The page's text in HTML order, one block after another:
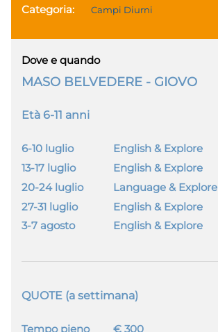
Categoria: Campi Diurni
Dove e quando
MASO BELVEDERE - GIOVO
Età 6-11 anni
6-10 luglio
English & Explore
13-17 luglio
English & Explore
20-24 luglio
Language & Explore
27-31 luglio
English & Explore
3-7 agosto
English & Explore
QUOTE (a settimana)
Tempo pieno
€ 300